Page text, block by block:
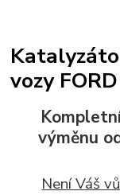
vozy FORD
výměnu
Není Váš